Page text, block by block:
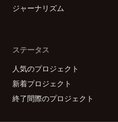
ジャーナリズム
ステータス
人気のプロジェクト
新着プロジェクト
終了間際のプロジェクト